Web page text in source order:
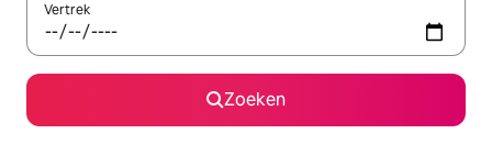
Vertrek
Zoeken